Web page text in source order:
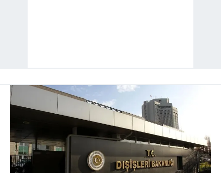
Çerezlere ilişkin tercihlerinizi aşağıda yer alan panel
vasıtasıyla belirleyebilirsiniz. Çerezlere ilişkin detaylı bilgi
için Ayarlar butonuna tıklayabilir,
Çerez Bilgilendirme
Metnimizi
ziyaret edebilirsiniz.
6698 sayılı Kişisel Verilerin Korunması Kanunu uyarınca
hazırlanmış Aydınlatma Metnimizi okumak ve sitemizde